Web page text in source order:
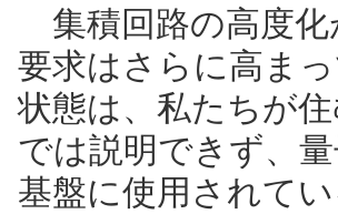
集積回路の高度化
要求はさらに高ま
状態は、私たちが
では説明できず、
基盤に使用されて